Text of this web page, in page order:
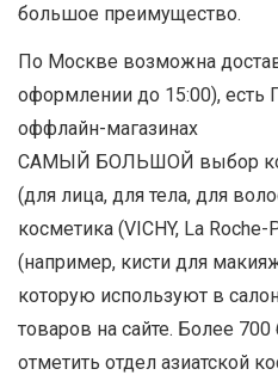
большое преимущество.
По Москве возможна
оформлении до 15:00), есть
оффлайн-магазинах
САМЫЙ БОЛЬШОЙ выбор
(для лица, для тела, для
косметика (VICHY, La
(например, кисти для
которую используют в
товаров на сайте. Более
отметить отдел азиатской